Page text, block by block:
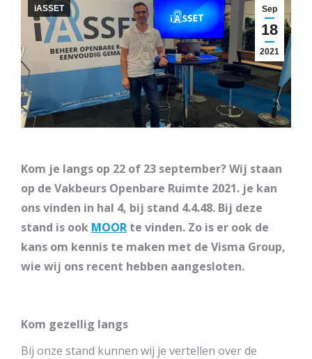
Sep
18
2021
iASSET
Kom je langs op 22 of 23 september? Wij staan
op de Vakbeurs Openbare Ruimte 2021. je kan
ons vinden in hal 4, bij stand 4.4.48. Bij deze
stand is ook MOOR te vinden. Zo is er ook de
kans om kennis te maken met de Visma Group,
wie wij ons recent hebben aangesloten.
Kom gezellig langs
Bij onze stand kunnen wij je vertellen over de